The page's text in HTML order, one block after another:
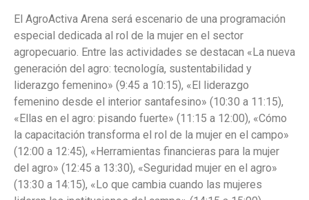
El AgroActiva Arena será escenario de una programación
especial dedicada al rol de la mujer en el sector
agropecuario. Entre las actividades se destacan «La nueva
generación del agro: tecnología, sustentabilidad y
liderazgo femenino» (9:45 a 10:15), «El liderazgo
femenino desde el interior santafesino» (10:30 a 11:15),
«Ellas en el agro: pisando fuerte» (11:15 a 12:00), «Cómo
la capacitación transforma el rol de la mujer en el campo»
(12:00 a 12:45), «Herramientas financieras para la mujer
del agro» (12:45 a 13:30), «Seguridad mujer en el agro»
(13:30 a 14:15), «Lo que cambia cuando las mujeres